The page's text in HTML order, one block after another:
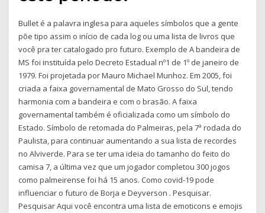
Bullet é a palavra inglesa para aqueles símbolos que a gente
põe tipo assim o início de cada log ou uma lista de livros que
você pra ter catalogado pro futuro. Exemplo de A bandeira de
MS foi instituída pelo Decreto Estadual nº1 de 1º de janeiro de
1979. Foi projetada por Mauro Michael Munhoz. Em 2005, foi
criada a faixa governamental de Mato Grosso do Sul, tendo
harmonia com a bandeira e com o brasão. A faixa
governamental também é oficializada como um símbolo do
Estado. Símbolo de retomada do Palmeiras, pela 7ª rodada do
Paulista, para continuar aumentando a sua lista de recordes
no Alviverde. Para se ter uma ideia do tamanho do feito do
camisa 7, a última vez que um jogador completou 300 jogos
como palmeirense foi há 15 anos. Como covid-19 pode
influenciar o futuro de Borja e Deyverson . Pesquisar.
Pesquisar Aqui você encontra uma lista de emoticons e emojis